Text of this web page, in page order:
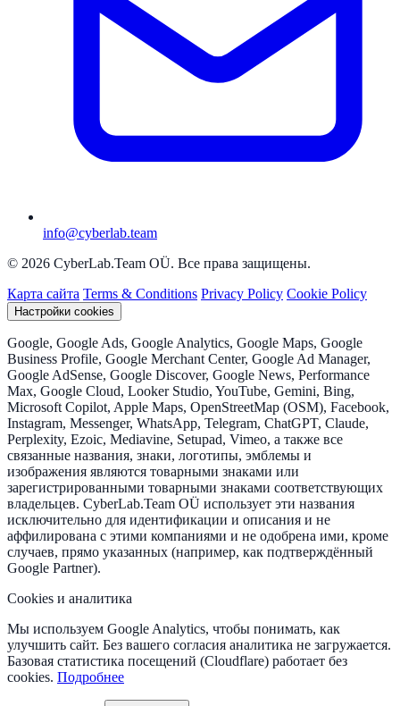
info@cyberlab.team
© 2026 CyberLab.Team OÜ. Все права защищены.
Карта сайта Terms & Conditions Privacy Policy Cookie Policy
Настройки cookies
Google, Google Ads, Google Analytics, Google Maps, Google
Business Profile, Google Merchant Center, Google Ad Manager,
Google AdSense, Google Discover, Google News, Performance
Max, Google Cloud, Looker Studio, YouTube, Gemini, Bing,
Microsoft Copilot, Apple Maps, OpenStreetMap (OSM), Facebook,
Instagram, Messenger, WhatsApp, Telegram, ChatGPT, Claude,
Perplexity, Ezoic, Mediavine, Setupad, Vimeo, а также все
связанные названия, знаки, логотипы, эмблемы и
изображения являются товарными знаками или
зарегистрированными товарными знаками соответствующих
владельцев. CyberLab.Team OÜ использует эти названия
исключительно для идентификации и описания и не
аффилирована с этими компаниями и не одобрена ими, кроме
случаев, прямо указанных (например, как подтверждённый
Google Partner).
Cookies и аналитика
Мы используем Google Analytics, чтобы понимать, как
улучшить сайт. Без вашего согласия аналитика не загружается.
Базовая статистика посещений (Cloudflare) работает без
cookies. Подробнее